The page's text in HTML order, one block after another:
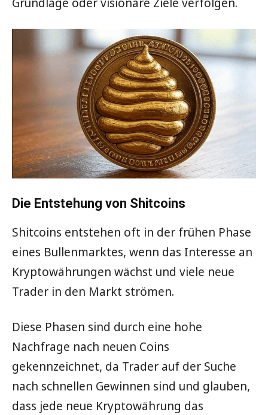
Die Entstehung von Shitcoins
Shitcoins entstehen oft in der frühen Phase
eines Bullenmarktes, wenn das Interesse an
Kryptowährungen wächst und viele neue
Trader in den Markt strömen.
Diese Phasen sind durch eine hohe
Nachfrage nach neuen Coins
gekennzeichnet, da Trader auf der Suche
nach schnellen Gewinnen sind und glauben,
dass jede neue Kryptowährung das